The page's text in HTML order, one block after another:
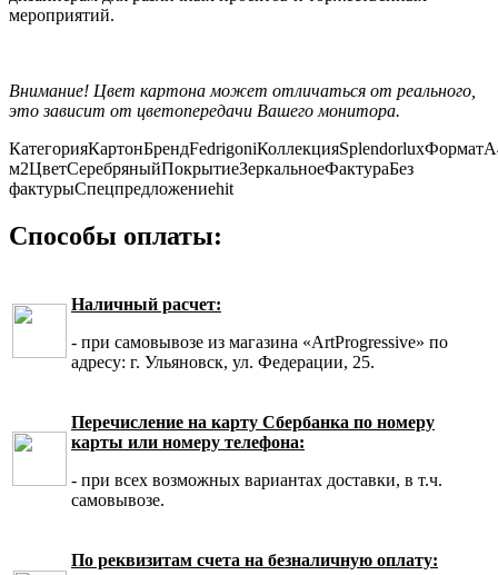
мероприятий.
Внимание! Цвет картона может отличаться от реального,
это зависит от цветопередачи Вашего монитора.
КатегорияКартонБрендFedrigoniКоллекцияSplendorluxФормат
м2ЦветСеребряныйПокрытиеЗеркальноеФактураБез
фактурыСпецпредложениеhit
Способы оплаты:
Наличный расчет:
- при самовывозе из магазина «ArtProgressive» по
адресу: г. Ульяновск, ул. Федерации, 25.
Перечисление на карту Сбербанка по номеру
карты или номеру телефона:
- при всех возможных вариантах доставки, в т.ч.
самовывозе.
По реквизитам счета на безналичную оплату: